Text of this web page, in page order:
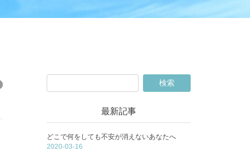
最新記事
どこで何をしても不安が消えないあなたへ
2020-03-16